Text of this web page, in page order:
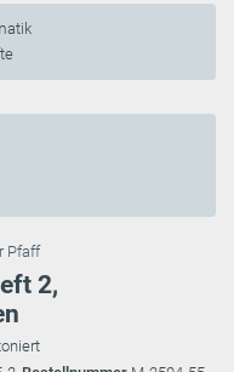
Pfaff
2,